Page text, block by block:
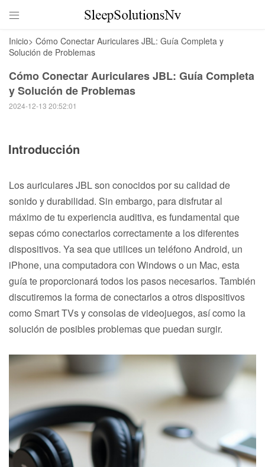

Inicio> Cómo Conectar Auriculares JBL: Guía Completa y
Solución de Problemas
Cómo Conectar Auriculares JBL: Guía Completa
y Solución de Problemas
2024-12-13 20:52:01
Introducción
Los auriculares JBL son conocidos por su calidad de
sonido y durabilidad. Sin embargo, para disfrutar al
máximo de tu experiencia auditiva, es fundamental que
sepas cómo conectarlos correctamente a los diferentes
dispositivos. Ya sea que utilices un teléfono Android, un
iPhone, una computadora con Windows o un Mac, esta
guía te proporcionará todos los pasos necesarios. También
discutiremos la forma de conectarlos a otros dispositivos
como Smart TVs y consolas de videojuegos, así como la
solución de posibles problemas que puedan surgir.